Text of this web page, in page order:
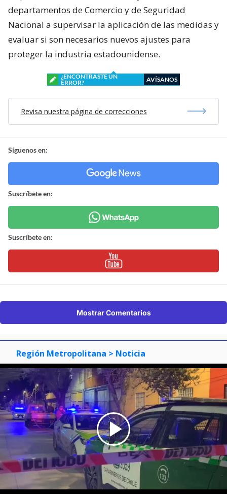
departamentos de Comercio y de Seguridad
Nacional a supervisar la aplicación de las medidas y
evaluar si son necesarios nuevos ajustes para
proteger la industria estadounidense.
¿ENCONTRASTE UN
ERROR?
AVÍSANOS
Revisa nuestra página de correcciones
Síguenos en:
Suscríbete en:
Suscríbete en:
Mostrar Comentarios
Región Metropolitana > Noticia